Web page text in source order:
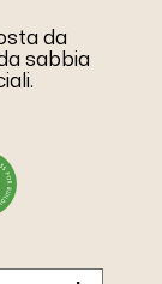
da
sabbia